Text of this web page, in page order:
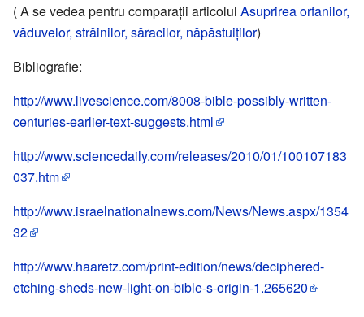
( A se vedea pentru comparaţii articolul Asuprirea orfanilor,
văduvelor, străinilor, săracilor, năpăstuiţilor)
Bibliografie:
http://www.livescience.com/8008-bible-possibly-written-
centuries-earlier-text-suggests.html
http://www.sciencedaily.com/releases/2010/01/100107183
037.htm
http://www.israelnationalnews.com/News/News.aspx/1354
32
http://www.haaretz.com/print-edition/news/deciphered-
etching-sheds-new-light-on-bible-s-origin-1.265620